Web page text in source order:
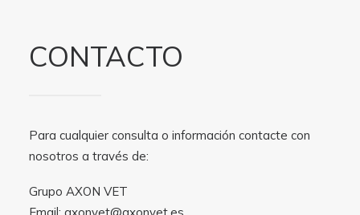
CONTACTO
Para cualquier consulta o información contacte con
nosotros a través de:
Grupo AXON VET